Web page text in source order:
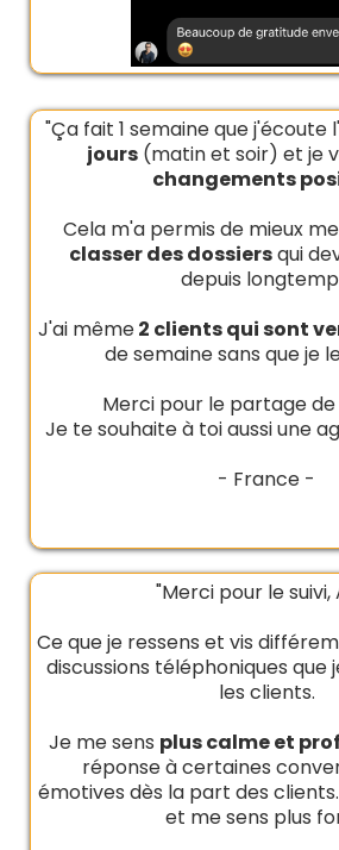
"Ça fait 1 semaine que j'écoute
jours (matin et soir) et je
changements
Cela m'a permis de mieux me
classer des dossiersqui
depuis
J'ai même2 clients qui sont
de semaine sans que je
Merci pour le partage de
Je te souhaite à toi aussi une
- France -
"Merci pour le suivi,
Ce que je ressens et vis
discussions téléphoniques que
les clients.
Je me sens plus calme et
réponse à certaines
émotives dès la part des
et me sens plus